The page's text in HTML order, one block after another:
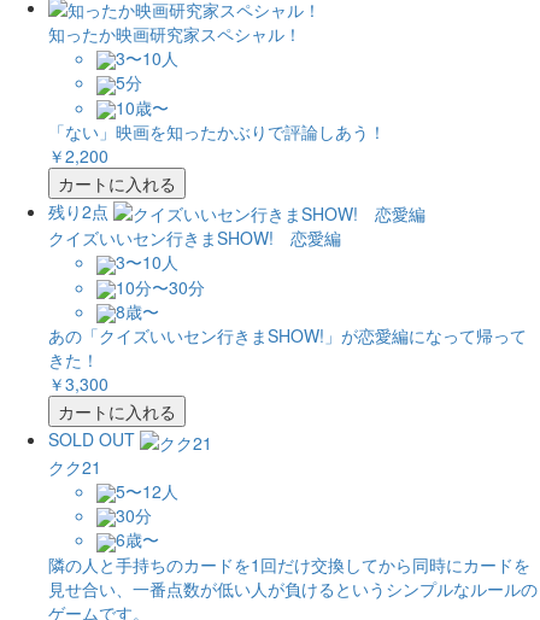
知ったか映画研究家スペシャル！
3〜10人
5分
10歳〜
「ない」映画を知ったかぶりで評論しあう！
￥2,200
カートに入れる
残り2点
クイズいいセン行きまSHOW! 恋愛編
3〜10人
10分〜30分
8歳〜
あの「クイズいいセン行きまSHOW!」が恋愛編になって帰って
きた！
￥3,300
カートに入れる
SOLD OUT
クク21
5〜12人
30分
6歳〜
隣の人と手持ちのカードを1回だけ交換してから同時にカードを
見せ合い、一番点数が低い人が負けるというシンプルなルールの
ゲームです。